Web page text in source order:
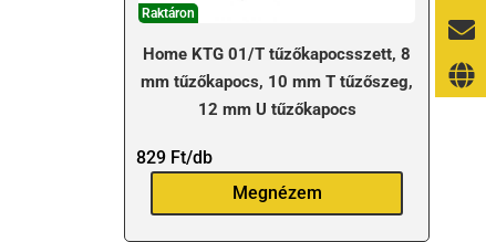
Raktáron
Home KTG 01/T tűzőkapocsszett, 8
mm tűzőkapocs, 10 mm T tűzőszeg,
12 mm U tűzőkapocs
829 Ft/db
Megnézem